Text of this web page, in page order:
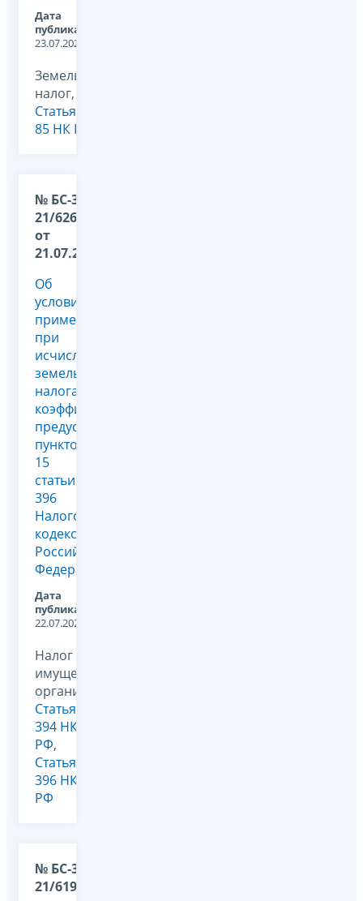
Дата
публикации:
23.07.2026
Земельный
налог,
Статья
85 НК РФ
№ БС-36-
21/6262@
от
21.07.2026
Об
условиях
применения
при
исчислении
земельного
налога
коэффициентов,
предусмотренных
пунктом
15
статьи
396
Налогового
кодекса
Российской
Федерации
Дата
публикации:
22.07.2026
Налог на
имущество
организаций,
Статья
394 НК
РФ,
Статья
396 НК
РФ
№ БС-36-
21/6198@